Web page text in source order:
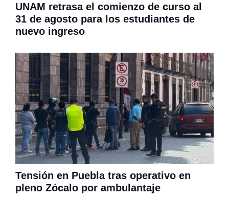
UNAM retrasa el comienzo de curso al
31 de agosto para los estudiantes de
nuevo ingreso
Tensión en Puebla tras operativo en
pleno Zócalo por ambulantaje